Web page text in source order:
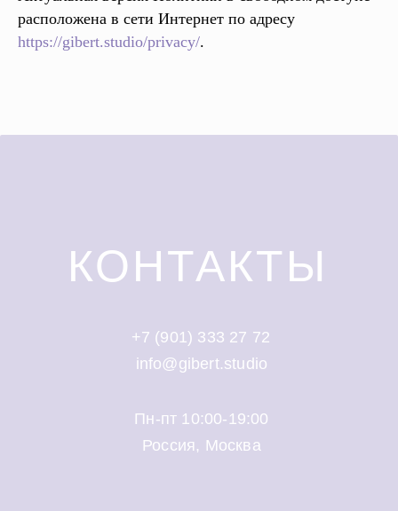
расположена в сети Интернет по адресу
https://gibert.studio/privacy/.
КОНТАКТЫ
info@gibert.studio
Пн-пт 10:00-19:00
+7 (901) 333 27 72
Россия, Москва